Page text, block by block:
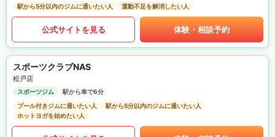
駅から5分以内のジムに通いたい人
運動不足を解消したい人
公式サイトを見る 体験・相談予約
スポーツクラブNAS
松戸店
スポーツジム
駅から車で6分
プール付きジムに通いたい人
駅から5分以内のジムに通いたい人
ホットヨガを始めたい人